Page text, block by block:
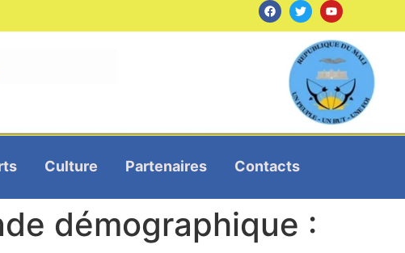
Culture Partenaires Contacts
démographique :